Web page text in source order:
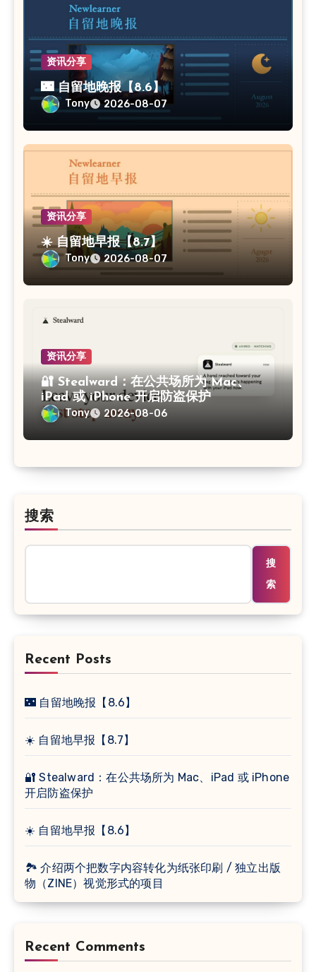
资讯分享
🌃 自留地晚报【8.6】
Tony 2026-08-07
资讯分享
☀️ 自留地早报【8.7】
Tony 2026-08-07
资讯分享
🔐 Stealward：在公共场所为 Mac、
iPad 或 iPhone 开启防盗保护
Tony 2026-08-06
搜索
搜
索
Recent Posts
🌃 自留地晚报【8.6】
☀️ 自留地早报【8.7】
🔐 Stealward：在公共场所为 Mac、iPad 或 iPhone
开启防盗保护
☀️ 自留地早报【8.6】
🏞 介绍两个把数字内容转化为纸张印刷 / 独立出版
物（ZINE）视觉形式的项目
Recent Comments